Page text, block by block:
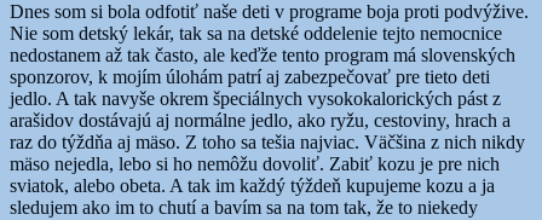
Dnes som si bola odfotiť naše deti v programe boja proti podvýžive.
Nie som detský lekár, tak sa na detské oddelenie tejto nemocnice
nedostanem až tak často, ale keďže tento program má slovenských
sponzorov, k mojím úlohám patrí aj zabezpečovať pre tieto deti
jedlo. A tak navyše okrem špeciálnych vysokokalorických pást z
arašidov dostávajú aj normálne jedlo, ako ryžu, cestoviny, hrach a
raz do týždňa aj mäso. Z toho sa tešia najviac. Väčšina z nich nikdy
mäso nejedla, lebo si ho nemôžu dovoliť. Zabiť kozu je pre nich
sviatok, alebo obeta. A tak im každý týždeň kupujeme kozu a ja
sledujem ako im to chutí a bavím sa na tom tak, že to niekedy